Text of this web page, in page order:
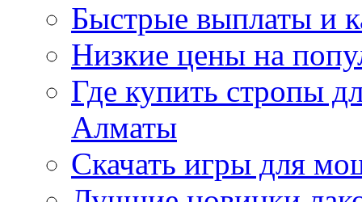
Быстрые выплаты и
Низкие цены на
Где купить стропы
Алматы
Скачать игры для